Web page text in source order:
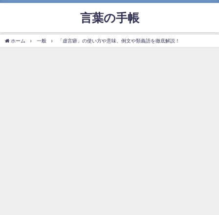
言葉の手帳
ホーム 一般 「虚言癖」の使い方や意味、例文や類義語を徹底解説！